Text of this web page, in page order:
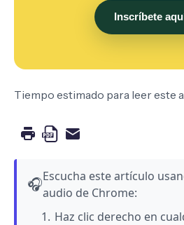
Inscríbete
Tiempo estimado para leer este
🎧Escucha este artículo
audio de Chrome:
Haz clic derecho en